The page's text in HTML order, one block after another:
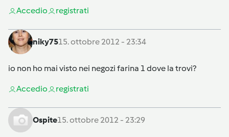
Accedio registrati
niky7515. ottobre 2012 - 23:34
io non ho mai visto nei negozi farina 1 dove la trovi?
Accedio registrati
Ospite15. ottobre 2012 - 23:29